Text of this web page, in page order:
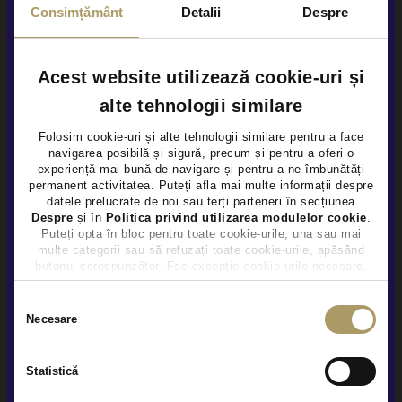
Consimțământ Detalii Despre
Acest website utilizează cookie-uri și
alte tehnologii similare
Folosim cookie-uri și alte tehnologii similare pentru a face
navigarea posibilă și sigură, precum și pentru a oferi o
experiență mai bună de navigare și pentru a ne îmbunătăți
permanent activitatea. Puteți afla mai multe informații despre
datele prelucrate de noi sau terți parteneri în secțiunea
Despre și în Politica privind utilizarea modulelor cookie.
Puteți opta în bloc pentru toate cookie-urile, una sau mai
multe categorii sau să refuzați toate cookie-urile, apăsând
butonul corespunzător. Fac excepție cookie-urile necesare,
care sunt activate automat, conform legislației în vigoare.
Necesare
Statistică
×